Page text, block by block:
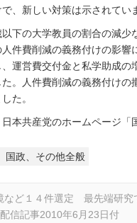
、新しい対策は示されてい
下の大学教員の割合の減
件費削減の義務付けの影
運営費交付金と私学助成
。人件費削減の義務付けの
た。
本共産党のホームページ「
国政、その他全般
など１４件選定 最先端研究
信記事2010年6月23日付